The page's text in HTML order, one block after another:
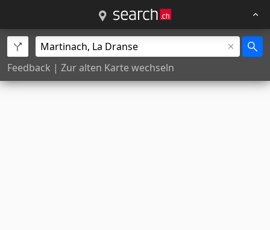
Feedback | Zur alten Karte wechseln